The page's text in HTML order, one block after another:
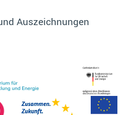
Auszeichnungen